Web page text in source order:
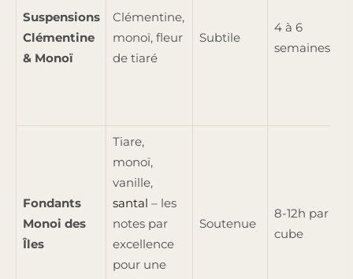
Suspensions
Clémentine
& Monoï
Clémentine,
monoï, fleur
de tiaré
Subtile
4 à 6
semaines
Fondants
Monoi des
Îles
Tiare,
monoï,
vanille,
santal – les
notes par
excellence
pour une
Soutenue
8-12h par
cube